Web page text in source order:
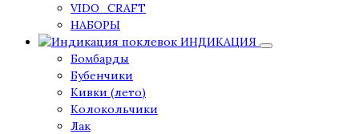
VIDO_CRAFT
НАБОРЫ
ИНДИКАЦИЯ
Бомбарды
Бубенчики
Кивки (лето)
Колокольчики
Лак